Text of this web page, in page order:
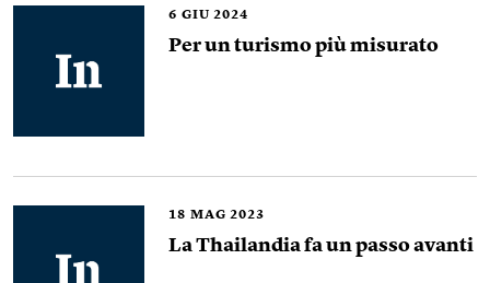
6 GIU 2024
Per un turismo più misurato
18 MAG 2023
La Thailandia fa un passo avanti